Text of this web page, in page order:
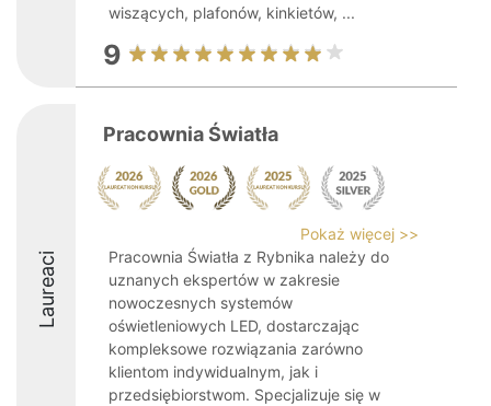
wiszących, plafonów, kinkietów, ...
9
Laureaci
Pracownia Światła
Pokaż więcej >>
Pracownia Światła z Rybnika należy do
uznanych ekspertów w zakresie
nowoczesnych systemów
oświetleniowych LED, dostarczając
kompleksowe rozwiązania zarówno
klientom indywidualnym, jak i
przedsiębiorstwom. Specjalizuje się w